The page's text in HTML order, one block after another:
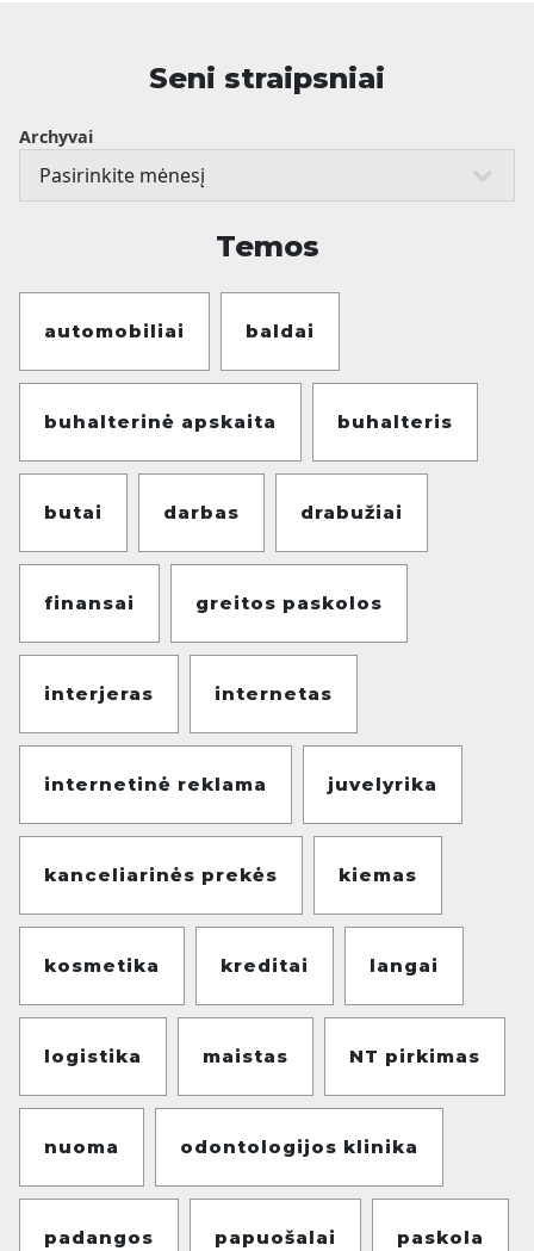
Seni straipsniai
Archyvai
Temos
automobiliai baldai
buhalterinė apskaita buhalteris
butai darbas drabužiai
finansai greitos paskolos
interjeras internetas
internetinė reklama juvelyrika
kanceliarinės prekės kiemas
kosmetika kreditai langai
logistika maistas NT pirkimas
nuoma odontologijos klinika
padangos papuošalai paskola